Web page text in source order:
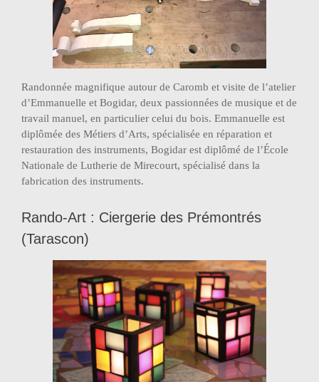
Randonnée magnifique autour de Caromb et visite de l’atelier
d’Emmanuelle et Bogidar, deux passionnées de musique et de
travail manuel, en particulier celui du bois. Emmanuelle est
diplômée des Métiers d’Arts, spécialisée en réparation et
restauration des instruments, Bogidar est diplômé de l’École
Nationale de Lutherie de Mirecourt, spécialisé dans la
fabrication des instruments.
Rando-Art : Ciergerie des Prémontrés
(Tarascon)